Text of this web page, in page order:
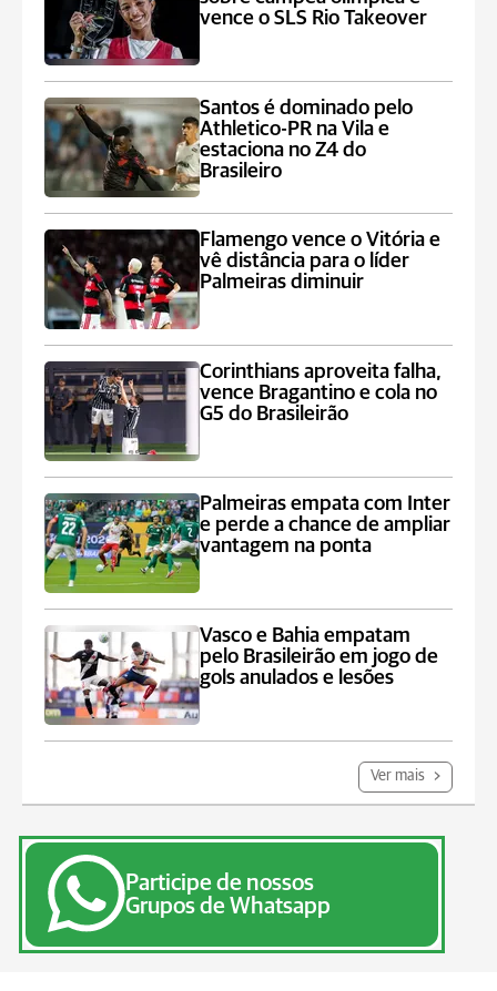
vence o SLS Rio Takeover
Santos é dominado pelo
Athletico-PR na Vila e
estaciona no Z4 do
Brasileiro
Flamengo vence o Vitória e
vê distância para o líder
Palmeiras diminuir
Corinthians aproveita falha,
vence Bragantino e cola no
G5 do Brasileirão
Palmeiras empata com Inter
e perde a chance de ampliar
vantagem na ponta
Vasco e Bahia empatam
pelo Brasileirão em jogo de
gols anulados e lesões
Ver mais
Participe de nossos
Grupos de Whatsapp